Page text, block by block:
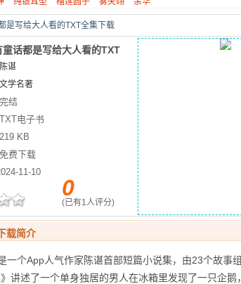
是写给大人看的TXT全集下载
童话都是写给大人看的TXT
陈谌
文学名著
完结
TXT电子书
219 KB
免费下载
11-10
0
(已有1人评分)
载简介
一个App人气作家陈谌首部短篇小说集，由23个故事
讲述了一个单身独居的男人在冰箱里发现了一只企